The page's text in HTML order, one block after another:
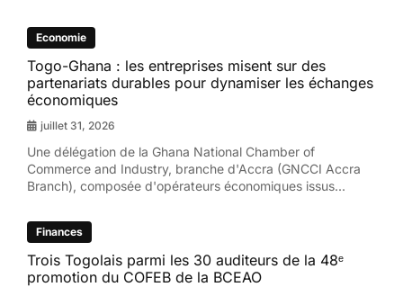
Economie
Togo-Ghana : les entreprises misent sur des
partenariats durables pour dynamiser les échanges
économiques
juillet 31, 2026
Une délégation de la Ghana National Chamber of
Commerce and Industry, branche d'Accra (GNCCI Accra
Branch), composée d'opérateurs économiques issus...
Finances
Trois Togolais parmi les 30 auditeurs de la 48ᵉ
promotion du COFEB de la BCEAO